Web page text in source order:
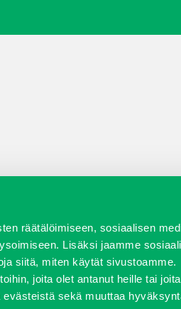
räätälöimiseen, sosiaalisen
Lisäksi jaamme
siitä, miten käytät sivustoamme.
joita olet antanut heille tai
sekä muuttaa